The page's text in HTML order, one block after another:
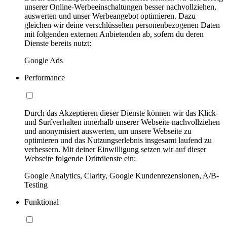
unserer Online-Werbeeinschaltungen besser nachvollziehen,
auswerten und unser Werbeangebot optimieren. Dazu
gleichen wir deine verschlüsselten personenbezogenen Daten
mit folgenden externen Anbietenden ab, sofern du deren
Dienste bereits nutzt:
Google Ads
Performance
Durch das Akzeptieren dieser Dienste können wir das Klick-
und Surfverhalten innerhalb unserer Webseite nachvollziehen
und anonymisiert auswerten, um unsere Webseite zu
optimieren und das Nutzungserlebnis insgesamt laufend zu
verbessern. Mit deiner Einwilligung setzen wir auf dieser
Webseite folgende Drittdienste ein:
Google Analytics, Clarity, Google Kundenrezensionen, A/B-
Testing
Funktional